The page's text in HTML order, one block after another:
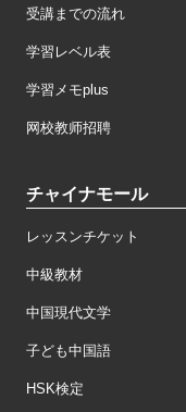
受講までの流れ
学習レベル表
学習メモplus
网校教师招聘
チャイナモール
レッスンチケット
中級教材
中国現代文学
子ども中国語
HSK検定